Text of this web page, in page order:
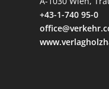
+43-1-740 95-0